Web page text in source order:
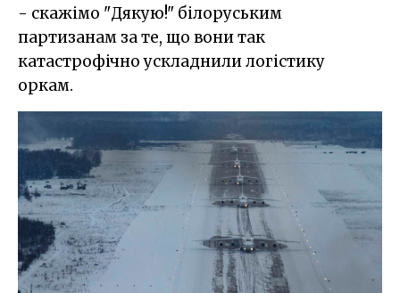
- скажімо "Дякую!" білоруським
партизанам за те, що вони так
катастрофічно ускладнили логістику
оркам.